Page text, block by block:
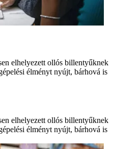
elhelyezett ollós billentyűknek
élményt nyújt, bárhová is
elhelyezett ollós billentyűknek
élményt nyújt, bárhová is